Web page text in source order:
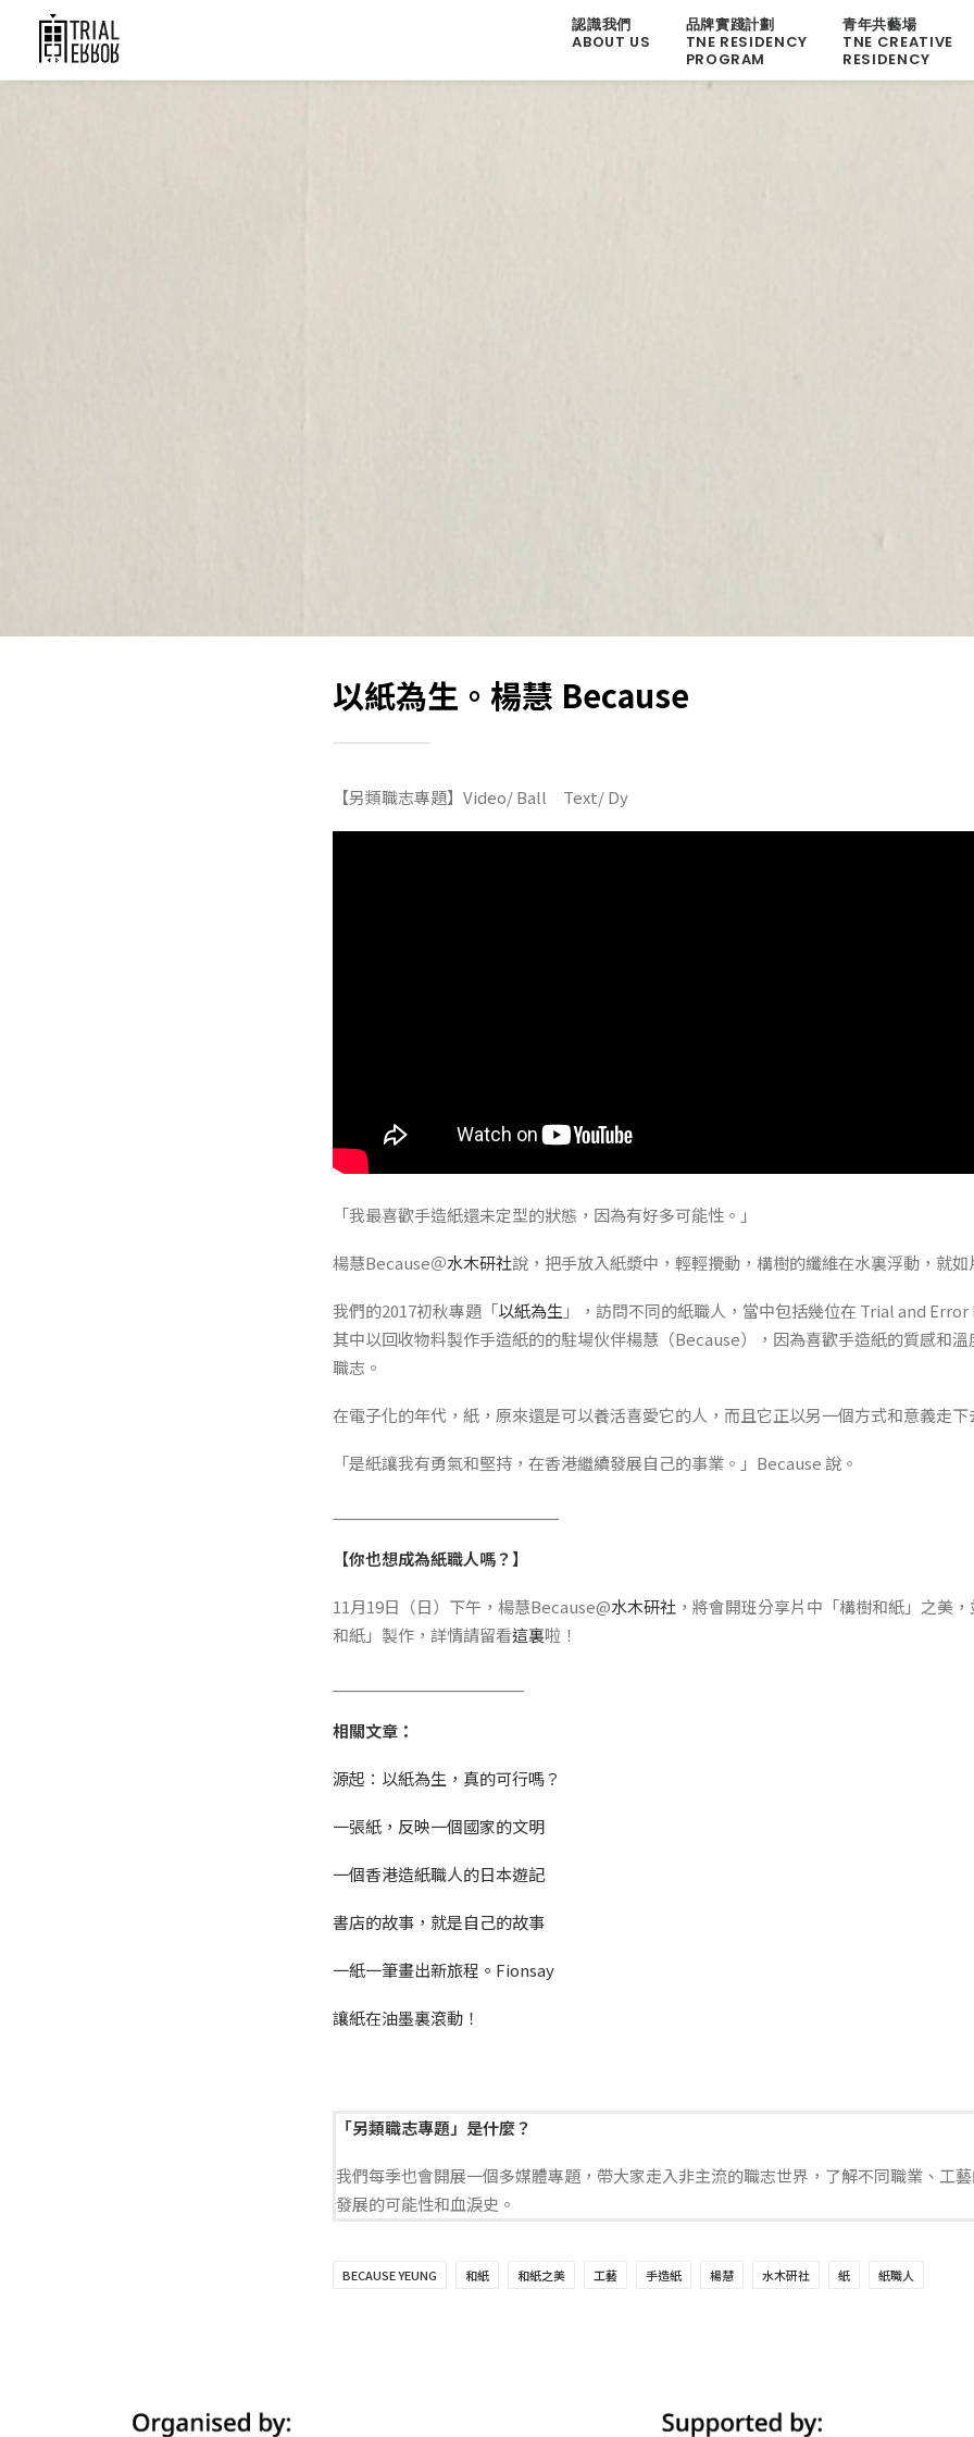
認識我們
ABOUT US
品牌實踐計劃
TNE RESIDENCY
PROGRAM
青年共藝場
TNE CREATIVE
RESIDENCY
以紙為生。楊慧 Because
【另類職志專題】Video/ Ball Text/ Dy
「我最喜歡手造紙還未定型的狀態，因為有好多可能性。」
楊慧Because＠水木研社說，把手放入紙漿中，輕輕攪動，構樹的纖維在水裏浮動，就如
我們的2017初秋專題「以紙為生 」，訪問不同的紙職人，當中包括幾位在 Trial and Error
其中以回收物料製作手造紙的的駐場伙伴楊慧（Because），因為喜歡手造紙的質感和
職志。
在電子化的年代，紙，原來還是可以養活喜愛它的人，而且它正以另一個方式和意義走下
「是紙讓我有勇氣和堅持，在香港繼續發展自己的事業。」Because 說。
【你也想成為紙職人嗎？】
11月19日（日）下午，楊慧Because@水木研社 ，將會開班分享片中「構樹和紙」之美
和紙」製作，詳情請留看這裏啦！
相關文章：
源起：以紙為生，真的可行嗎？
一張紙，反映一個國家的文明
一個香港造紙職人的日本遊記
書店的故事，就是自己的故事
一紙一筆畫出新旅程。Fionsay
讓紙在油墨裏滾動！
「另類職志專題」是什麼？
我們每季也會開展一個多媒體專題，帶大家走入非主流的職志世界，了解不同職業、工
發展的可能性和血淚史。
BECAUSE YEUNG 和紙 和紙之美 工藝 手造紙 楊慧 水木研社 紙 紙職人